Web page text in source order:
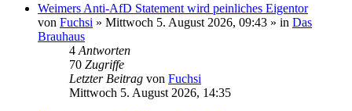
Weimers Anti-AfD Statement wird peinliches Eigentor
von Fuchsi » Mittwoch 5. August 2026, 09:43 » in Das
Brauhaus
4 Antworten
70 Zugriffe
Letzter Beitrag von Fuchsi
Mittwoch 5. August 2026, 14:35